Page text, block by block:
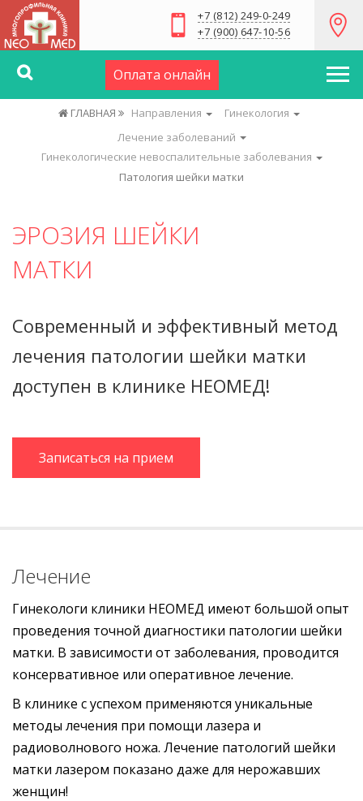
+7 (812) 249-0-249
+7 (900) 647-10-56
Оплата онлайн
ГЛАВНАЯ Направления
Гинекология
Лечение заболеваний
Гинекологические невоспалительные заболевания
Патология шейки матки
ЭРОЗИЯ ШЕЙКИ
МАТКИ
Современный и эффективный метод
лечения патологии шейки матки
доступен в клинике НЕОМЕД!
Записаться на прием
Лечение
Гинекологи клиники НЕОМЕД имеют большой опыт
проведения точной диагностики патологии шейки
матки. В зависимости от заболевания, проводится
консервативное или оперативное лечение.
В клинике с успехом применяются уникальные
методы лечения при помощи лазера и
радиоволнового ножа. Лечение патологий шейки
матки лазером показано даже для нерожавших
женщин!